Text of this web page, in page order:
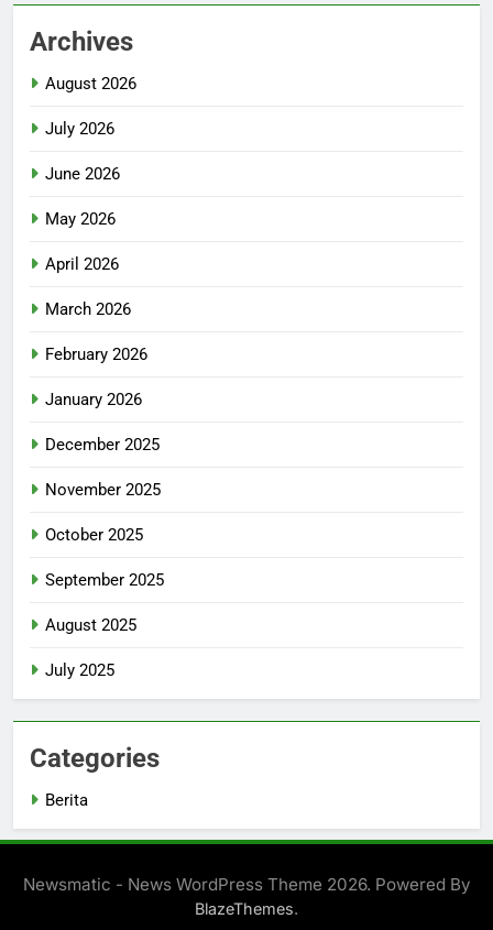
Archives
August 2026
July 2026
June 2026
May 2026
April 2026
March 2026
February 2026
January 2026
December 2025
November 2025
October 2025
September 2025
August 2025
July 2025
Categories
Berita
Newsmatic - News WordPress Theme 2026. Powered By
BlazeThemes.